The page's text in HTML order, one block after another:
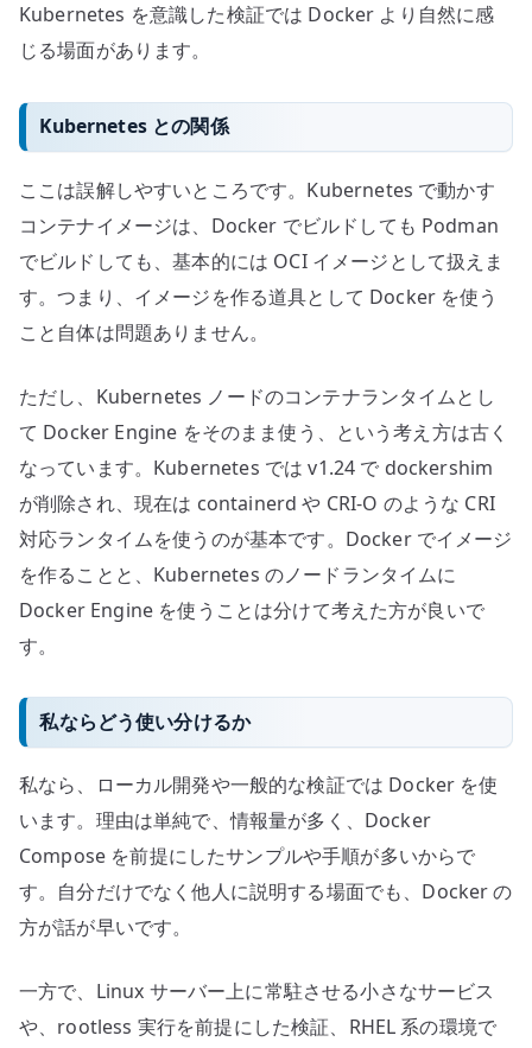
Kubernetes を意識した検証では Docker より自然に感
じる場面があります。
Kubernetes との関係
ここは誤解しやすいところです。Kubernetes で動かす
コンテナイメージは、Docker でビルドしても Podman
でビルドしても、基本的には OCI イメージとして扱えま
す。つまり、イメージを作る道具として Docker を使う
こと自体は問題ありません。
ただし、Kubernetes ノードのコンテナランタイムとし
て Docker Engine をそのまま使う、という考え方は古く
なっています。Kubernetes では v1.24 で dockershim
が削除され、現在は containerd や CRI-O のような CRI
対応ランタイムを使うのが基本です。Docker でイメージ
を作ることと、Kubernetes のノードランタイムに
Docker Engine を使うことは分けて考えた方が良いで
す。
私ならどう使い分けるか
私なら、ローカル開発や一般的な検証では Docker を使
います。理由は単純で、情報量が多く、Docker
Compose を前提にしたサンプルや手順が多いからで
す。自分だけでなく他人に説明する場面でも、Docker の
方が話が早いです。
一方で、Linux サーバー上に常駐させる小さなサービス
や、rootless 実行を前提にした検証、RHEL 系の環境で